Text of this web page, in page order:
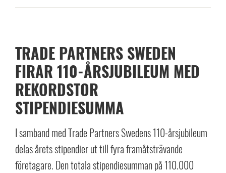
TRADE PARTNERS SWEDEN
FIRAR 110-ÅRSJUBILEUM MED
REKORDSTOR
STIPENDIESUMMA
I samband med Trade Partners Swedens 110-årsjubileum
delas årets stipendier ut till fyra framåtsträvande
företagare. Den totala stipendiesumman på 110.000